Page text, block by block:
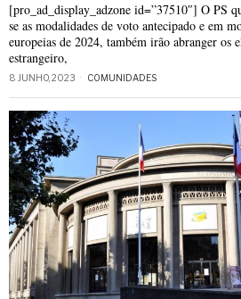
[pro_ad_display_adzone id=”37510″] O PS
se as modalidades de voto antecipado e em
europeias de 2024, também irão abranger os
estrangeiro,
8 JUNHO, 2023 COMUNIDADES